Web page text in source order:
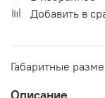
Добавить в
Габаритные
Описание